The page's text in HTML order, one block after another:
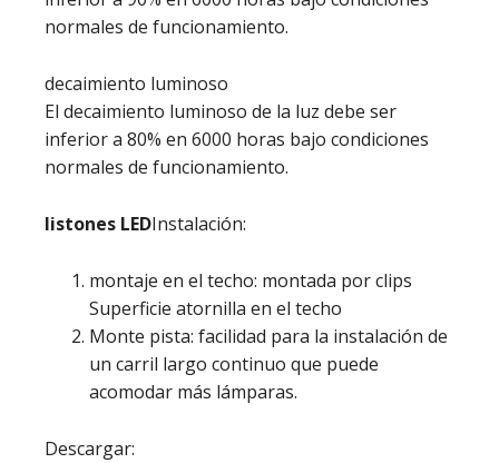
normales de funcionamiento.
decaimiento luminoso
El decaimiento luminoso de la luz debe ser
inferior a 80% en 6000 horas bajo condiciones
normales de funcionamiento.
listones LEDInstalación:
montaje en el techo: montada por clips
Superficie atornilla en el techo
Monte pista: facilidad para la instalación de
un carril largo continuo que puede
acomodar más lámparas.
Descargar: